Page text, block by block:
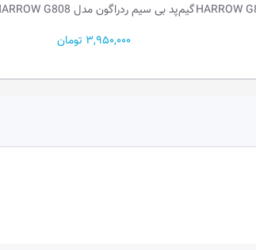
گیم‌پد بی سیم ردراگون مدل HARROW G808
3,950,000 تومان